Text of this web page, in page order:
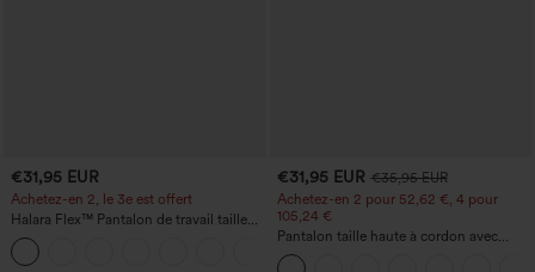
€31,95 EUR
Achetez-en 2, le 3e est offert
Halara Flex™ Pantalon de travail taille
haute avec poche latérale arrière et
légère coupe évasée
€31,95 EUR €35,95 EUR
Achetez-en 2 pour 52,62 €, 4 pour
105,24 €
Pantalon taille haute à cordon avec
poches, jambe large et coupe ample,